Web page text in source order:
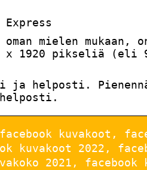
mielen mukaan,
x 1920 pikseliä (eli
ja helposti.
kuvakoot,
2022,
2021, facebook